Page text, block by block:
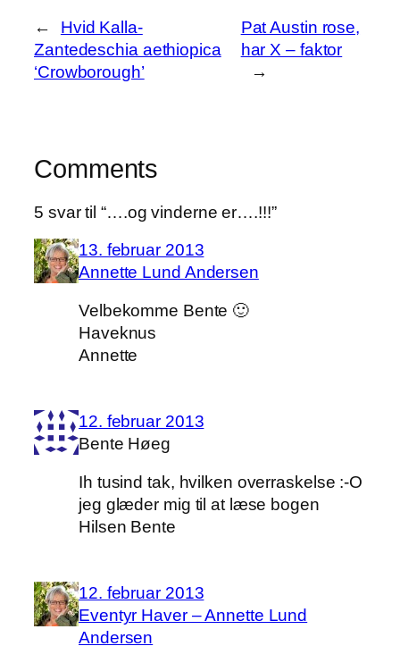
←
Hvid Kalla-
Zantedeschia aethiopica
‘Crowborough’
Pat Austin rose,
har X – faktor
→
Comments
5 svar til “….og vinderne er….!!!”
13. februar 2013
Annette Lund Andersen
Velbekomme Bente 🙂
Haveknus
Annette
12. februar 2013
Bente Høeg
Ih tusind tak, hvilken overraskelse :-O
jeg glæder mig til at læse bogen
Hilsen Bente
12. februar 2013
Eventyr Haver – Annette Lund
Andersen